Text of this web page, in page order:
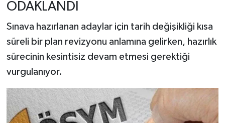
ODAKLANDI
Sınava hazırlanan adaylar için tarih değişikliği kısa
süreli bir plan revizyonu anlamına gelirken, hazırlık
sürecinin kesintisiz devam etmesi gerektiği
vurgulanıyor.